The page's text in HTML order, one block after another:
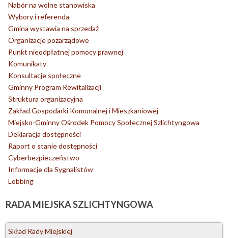
Nabór na wolne stanowiska
Wybory i referenda
Gmina wystawia na sprzedaż
Organizacje pozarządowe
Punkt nieodpłatnej pomocy prawnej
Komunikaty
Konsultacje społeczne
Gminny Program Rewitalizacji
Struktura organizacyjna
Zakład Gospodarki Komunalnej i Mieszkaniowej
Miejsko-Gminny Ośrodek Pomocy Społecznej Szlichtyngowa
Deklaracja dostępności
Raport o stanie dostępności
Cyberbezpieczeństwo
Informacje dla Sygnalistów
Lobbing
RADAMIEJSKA SZLICHTYNGOWA
Skład Rady Miejskiej